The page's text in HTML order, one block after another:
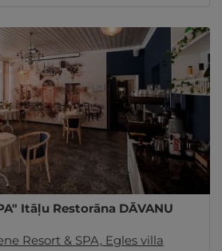
Itāļu Restorāna DĀVANU
Resort & SPA, Egles villa